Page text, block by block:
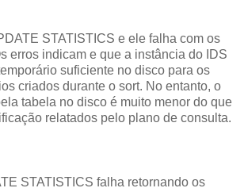
STATISTICS e ele falha com os
erros indicam e que a instância do IDS
suficiente no disco para os
criados durante o sort. No entanto, o
tabela no disco é muito menor do que
relatados pelo plano de consulta.
STATISTICS falha retornando os